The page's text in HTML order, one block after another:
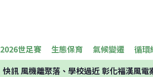
2026世足賽 生態保育 氣候變遷 循環
快訊風機離聚落、學校過近 彰化福漢風電